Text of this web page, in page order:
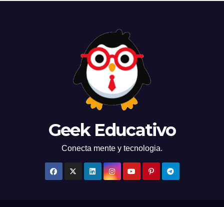
Geek Educativo
Conecta mente y tecnologia.